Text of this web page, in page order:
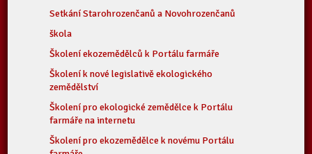
Setkání Starohrozenčanů a Novohrozenčanů
škola
Školení ekozemědělců k Portálu farmáře
Školení k nové legislativě ekologického
zemědělství
Školení pro ekologické zemědělce k Portálu
farmáře na internetu
Školení pro ekozemědělce k novému Portálu